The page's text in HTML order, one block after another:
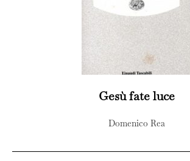
Gesù fate luce
Domenico Rea